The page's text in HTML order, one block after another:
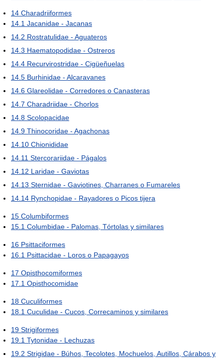
14 Charadriiformes
14.1 Jacanidae - Jacanas
14.2 Rostratulidae - Aguateros
14.3 Haematopodidae - Ostreros
14.4 Recurvirostridae - Cigüeñuelas
14.5 Burhinidae - Alcaravanes
14.6 Glareolidae - Corredores o Canasteras
14.7 Charadriidae - Chorlos
14.8 Scolopacidae
14.9 Thinocoridae - Agachonas
14.10 Chionididae
14.11 Stercorariidae - Págalos
14.12 Laridae - Gaviotas
14.13 Sternidae - Gaviotines, Charranes o Fumareles
14.14 Rynchopidae - Rayadores o Picos tijera
15 Columbiformes
15.1 Columbidae - Palomas, Tórtolas y similares
16 Psittaciformes
16.1 Psittacidae - Loros o Papagayos
17 Opisthocomiformes
17.1 Opisthocomidae
18 Cuculiformes
18.1 Cuculidae - Cucos, Correcaminos y similares
19 Strigiformes
19.1 Tytonidae - Lechuzas
19.2 Strigidae - Búhos, Tecolotes, Mochuelos, Autillos, Cárabos y